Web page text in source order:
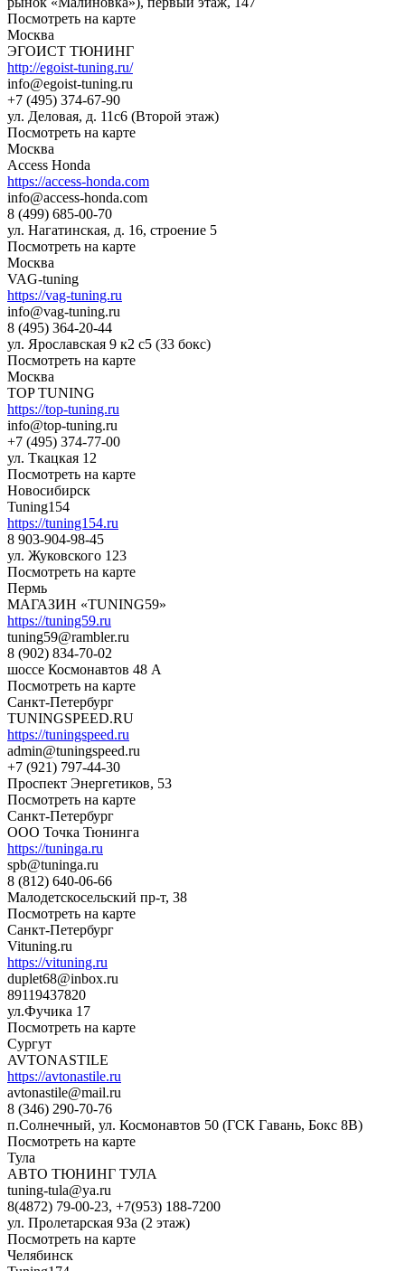
Посмотреть на карте
Москва
ЭГОИСТ ТЮНИНГ
http://egoist-tuning.ru/
info@egoist-tuning.ru
+7 (495) 374-67-90
ул. Деловая, д. 11с6 (Второй этаж)
Посмотреть на карте
Москва
Access Honda
https://access-honda.com
info@access-honda.com
8 (499) 685-00-70
ул. Нагатинская, д. 16, строение 5
Посмотреть на карте
Москва
VAG-tuning
https://vag-tuning.ru
info@vag-tuning.ru
8 (495) 364-20-44
ул. Ярославская 9 к2 с5 (33 бокс)
Посмотреть на карте
Москва
TOP TUNING
https://top-tuning.ru
info@top-tuning.ru
+7 (495) 374-77-00
ул. Ткацкая 12
Посмотреть на карте
Новосибирск
Tuning154
https://tuning154.ru
8 903-904-98-45
ул. Жуковского 123
Посмотреть на карте
Пермь
МАГАЗИН «TUNING59»
https://tuning59.ru
tuning59@rambler.ru
8 (902) 834-70-02
шоссе Космонавтов 48 А
Посмотреть на карте
Санкт-Петербург
TUNINGSPEED.RU
https://tuningspeed.ru
admin@tuningspeed.ru
+7 (921) 797-44-30
Проспект Энергетиков, 53
Посмотреть на карте
Санкт-Петербург
ООО Точка Тюнинга
https://tuninga.ru
spb@tuninga.ru
8 (812) 640-06-66
Малодетскосельский пр-т, 38
Посмотреть на карте
Санкт-Петербург
Vituning.ru
https://vituning.ru
duplet68@inbox.ru
89119437820
ул.Фучика 17
Посмотреть на карте
Сургут
AVTONASTILE
https://avtonastile.ru
avtonastile@mail.ru
8 (346) 290-70-76
п.Солнечный, ул. Космонавтов 50 (ГСК Гавань, Бокс 8В)
Посмотреть на карте
Тула
АВТО ТЮНИНГ ТУЛА
tuning-tula@ya.ru
8(4872) 79-00-23, +7(953) 188-7200
ул. Пролетарская 93а (2 этаж)
Посмотреть на карте
Челябинск